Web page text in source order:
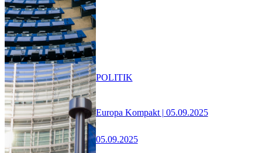
Europa Kompakt | 05.09.2025
05.09.2025
POLITIK